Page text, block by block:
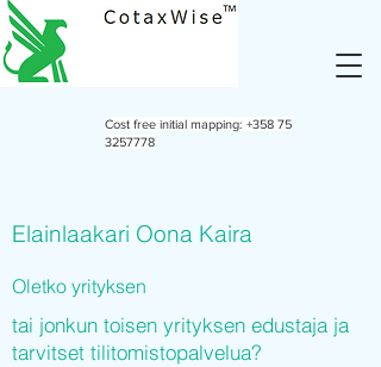
Cost free initial mapping: +358 75
3257778
Elainlaakari Oona Kaira
Oletko yrityksen
tai jonkun toisen yrityksen edustaja ja
tarvitset tilitomistopalvelua?